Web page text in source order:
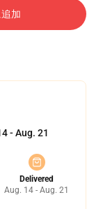
加
- Aug. 21
Delivered
Aug. 14 - Aug. 21